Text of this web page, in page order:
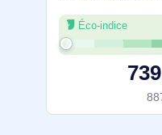
pour offrir
Équipé d'un
cœurs, cadencé
Éco-indice